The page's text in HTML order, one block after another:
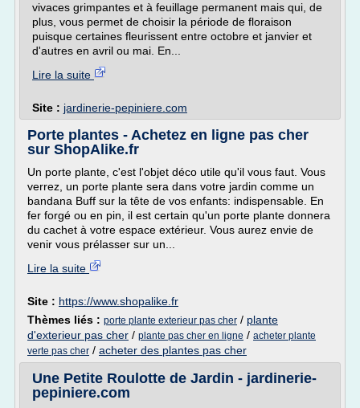
vivaces grimpantes et à feuillage permanent mais qui, de
plus, vous permet de choisir la période de floraison
puisque certaines fleurissent entre octobre et janvier et
d'autres en avril ou mai. En...
Lire la suite
Site : jardinerie-pepiniere.com
Porte plantes - Achetez en ligne pas cher
sur ShopAlike.fr
Un porte plante, c'est l'objet déco utile qu'il vous faut. Vous
verrez, un porte plante sera dans votre jardin comme un
bandana Buff sur la tête de vos enfants: indispensable. En
fer forgé ou en pin, il est certain qu'un porte plante donnera
du cachet à votre espace extérieur. Vous aurez envie de
venir vous prélasser sur un...
Lire la suite
Site : https://www.shopalike.fr
Thèmes liés : porte plante exterieur pas cher / plante
d'exterieur pas cher / plante pas cher en ligne / acheter plante
verte pas cher / acheter des plantes pas cher
Une Petite Roulotte de Jardin - jardinerie-
pepiniere.com